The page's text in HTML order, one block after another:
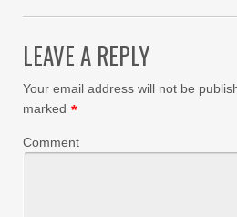
LEAVE A REPLY
Your email address will not be
marked *
Comment